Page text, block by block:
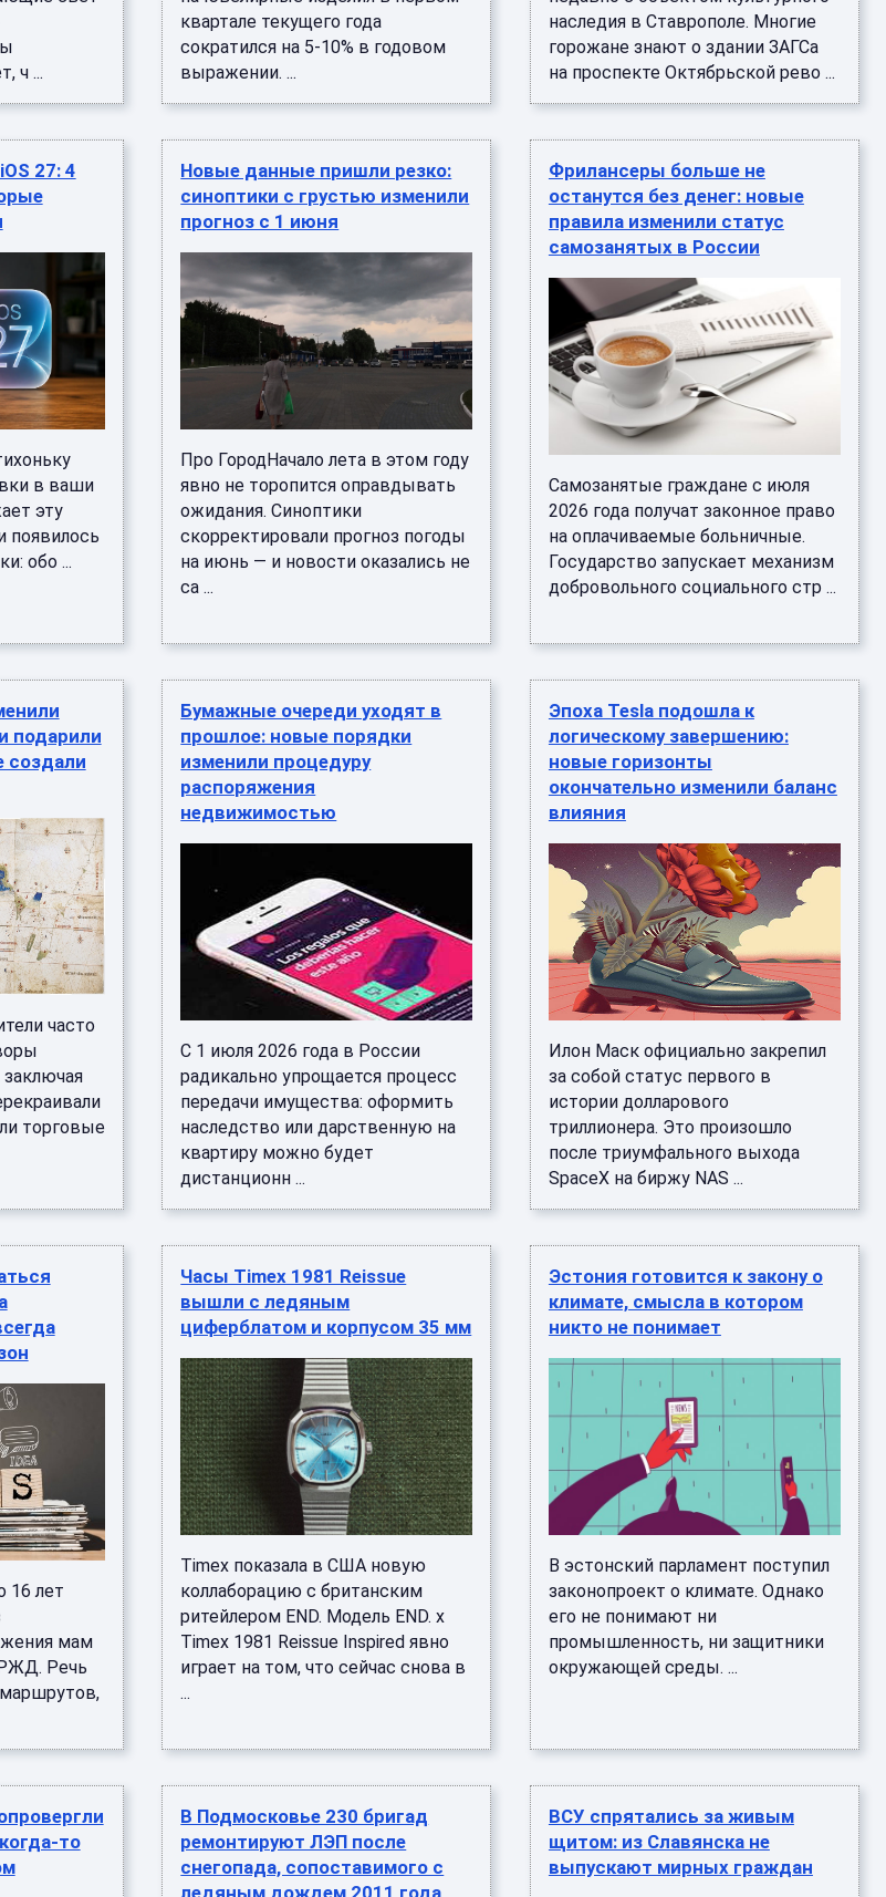
ч ...
квартале текущего года
сократился на 5-10% в годовом
выражении. ...
наследия в Ставрополе. Многие
горожане знают о здании ЗАГСа
на проспекте Октябрьской рево ...
27: 4
в ваши
эту
появилось
обо ...
Новые данные пришли резко:
синоптики с грустью изменили
прогноз с 1 июня
Про ГородНачало лета в этом году
явно не торопится оправдывать
ожидания. Синоптики
скорректировали прогноз погоды
на июнь — и новости оказались не
са ...
Фрилансеры больше не
останутся без денег: новые
правила изменили статус
самозанятых в России
Самозанятые граждане с июля
2026 года получат законное право
на оплачиваемые больничные.
Государство запускает механизм
добровольного социального стр ...
подарили
создали
часто
торговые
Бумажные очереди уходят в
прошлое: новые порядки
изменили процедуру
распоряжения
недвижимостью
С 1 июля 2026 года в России
радикально упрощается процесс
передачи имущества: оформить
наследство или дарственную на
квартиру можно будет
дистанционн ...
Эпоха Tesla подошла к
логическому завершению:
новые горизонты
окончательно изменили баланс
влияния
Илон Маск официально закрепил
за собой статус первого в
истории долларового
триллионера. Это произошло
после триумфального выхода
SpaceX на биржу NAS ...
16 лет
мам
Речь
Часы Timex 1981 Reissue
вышли с ледяным
циферблатом и корпусом 35 мм
Timex показала в США новую
коллаборацию с британским
ритейлером END. Модель END. x
Timex 1981 Reissue Inspired явно
играет на том, что сейчас снова в
...
Эстония готовится к закону о
климате, смысла в котором
никто не понимает
В эстонский парламент поступил
законопроект о климате. Однако
его не понимают ни
промышленность, ни защитники
окружающей среды. ...
то
В Подмосковье 230 бригад
ремонтируют ЛЭП после
снегопада, сопоставимого с
ледяным дождем 2011 года
ВСУ спрятались за живым
щитом: из Славянска не
выпускают мирных граждан